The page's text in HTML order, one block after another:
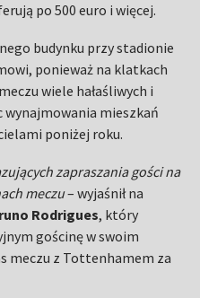
po 500 euro i więcej.
budynku przy stadionie
ponieważ na klatkach
wiele hałaśliwych i
wynajmowania mieszkań
poniżej roku.
zapraszania gości na
meczu– wyjaśnił na
Rodrigues, który
gościnę w swoim
meczu z Tottenhamem za